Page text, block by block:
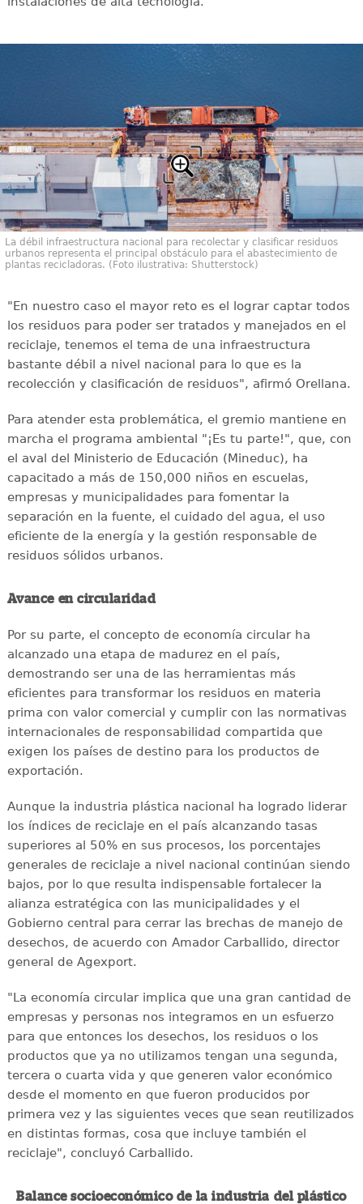
La débil infraestructura nacional para recolectar y clasificar residuos
urbanos representa el principal obstáculo para el abastecimiento de
plantas recicladoras. (Foto ilustrativa: Shutterstock)
"En nuestro caso el mayor reto es el lograr captar todos
los residuos para poder ser tratados y manejados en el
reciclaje, tenemos el tema de una infraestructura
bastante débil a nivel nacional para lo que es la
recolección y clasificación de residuos", afirmó Orellana.
Para atender esta problemática, el gremio mantiene en
marcha el programa ambiental "¡Es tu parte!", que, con
el aval del Ministerio de Educación (Mineduc), ha
capacitado a más de 150,000 niños en escuelas,
empresas y municipalidades para fomentar la
separación en la fuente, el cuidado del agua, el uso
eficiente de la energía y la gestión responsable de
residuos sólidos urbanos.
Avance en circularidad
Por su parte, el concepto de economía circular ha
alcanzado una etapa de madurez en el país,
demostrando ser una de las herramientas más
eficientes para transformar los residuos en materia
prima con valor comercial y cumplir con las normativas
internacionales de responsabilidad compartida que
exigen los países de destino para los productos de
exportación.
Aunque la industria plástica nacional ha logrado liderar
los índices de reciclaje en el país alcanzando tasas
superiores al 50% en sus procesos, los porcentajes
generales de reciclaje a nivel nacional continúan siendo
bajos, por lo que resulta indispensable fortalecer la
alianza estratégica con las municipalidades y el
Gobierno central para cerrar las brechas de manejo de
desechos, de acuerdo con Amador Carballido, director
general de Agexport.
"La economía circular implica que una gran cantidad de
empresas y personas nos integramos en un esfuerzo
para que entonces los desechos, los residuos o los
productos que ya no utilizamos tengan una segunda,
tercera o cuarta vida y que generen valor económico
desde el momento en que fueron producidos por
primera vez y las siguientes veces que sean reutilizados
en distintas formas, cosa que incluye también el
reciclaje", concluyó Carballido.
Balance socioeconómico de la industria del plástico